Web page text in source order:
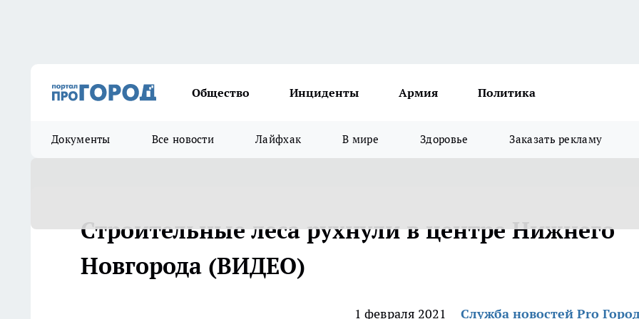
Общество Инциденты Армия Политика
Документы Все новости Лайфхак В мире Здоровье Заказать рекламу
Строительные леса рухнули в центре Нижнего
Новгорода (ВИДЕО)
1 февраля 2021
Служба новостей Pro